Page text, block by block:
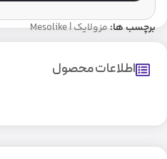
برچسب ها: مزولایک | Mesolike
اطلاعات محصول